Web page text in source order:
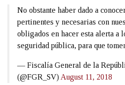
No obstante haber dado a
pertinentes y necesarias con
obligados en hacer esta alerta a
seguridad pública, para que
— Fiscalía General de la
(@FGR_SV) August 11, 2018